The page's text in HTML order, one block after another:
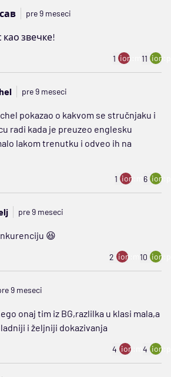
pre 9 meseci
звечке!
1 ion:minus
11
pre 9 meseci
pokazao o kakvom se stručnjaku i
radi kada je preuzeo englesku
lakom trenutku i odveo ih na
1 ion:minus
6
pre 9 meseci
😆
2 ion:minus
10
9 meseci
onaj tim iz BG,razlilka u klasi mala,a
i željniji dokazivanja
4 ion:minus
4